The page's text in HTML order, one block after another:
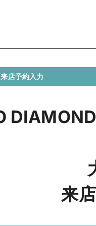
来店予約入力
来